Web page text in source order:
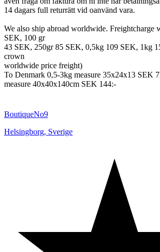
14 dagars full returrätt vid oanvänd vara.
We also ship abroad worldwide. Freightcharge
SEK, 100 gr
43 SEK, 250gr 85 SEK, 0,5kg 109 SEK, 1kg
crown
worldwide price freight)
To Denmark 0,5-3kg measure 35x24x13 SEK
measure 40x40x140cm SEK 144:-
BoutiqueNo9
Helsingborg, Sverige